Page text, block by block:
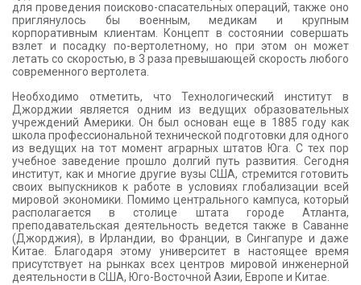
для проведения поисково-спасательных операций, также оно
приглянулось бы военным, медикам и крупным
корпоративным клиентам. Концепт в состоянии совершать
взлет и посадку по-вертолетному, но при этом он может
летать со скоростью, в 3 раза превышающей скорость любого
современного вертолета.
Необходимо отметить, что Технологический институт в
Джорджии является одним из ведущих образовательных
учреждений Америки. Он был основан еще в 1885 году как
школа профессиональной технической подготовки для одного
из ведущих на тот момент аграрных штатов Юга. С тех пор
учебное заведение прошло долгий путь развития. Сегодня
институт, как и многие другие вузы США, стремится готовить
своих выпускников к работе в условиях глобализации всей
мировой экономики. Помимо центрального кампуса, который
располагается в столице штата городе Атланта,
преподавательская деятельность ведется также в Саванне
(Джорджия), в Ирландии, во Франции, в Сингапуре и даже
Китае. Благодаря этому университет в настоящее время
присутствует на рынках всех центров мировой инженерной
деятельности в США, Юго-Восточной Азии, Европе и Китае.